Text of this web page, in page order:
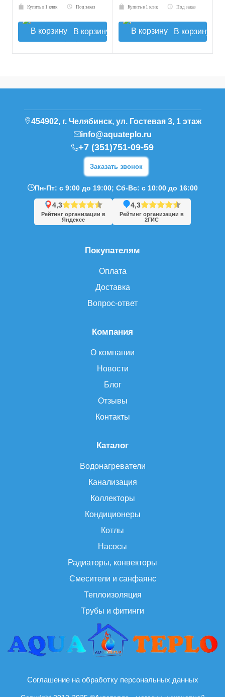
Купить в 1 клик Под заказ
В корзину
Купить в 1 клик Под заказ
В корзину
Каталог
Водонагреватели
Канализация
Коллекторы
Кондиционеры
Котлы
Насосы
Радиаторы, конвекторы
Смесители и санфаянс
Теплоизоляция
Трубы и фитинги
Компания
О компании
Новости
Блог
Отзывы
Контакты
Покупателям
Оплата
Доставка
Вопрос-ответ
454902, г. Челябинск, ул. Гостевая 3, 1 этаж
info@aquateplo.ru
+7 (351)751-09-59
Заказать звонок
Пн-Пт: с 9:00 до 19:00; Сб-Вс: с 10:00 до 16:00
4,3
Рейтинг организации в
Яндексе
4,3
Рейтинг организации в
2ГИС
Соглашение на обработку персональных данных